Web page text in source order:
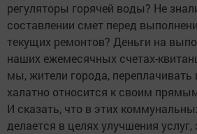
регуляторы горячей воды? Не
составлении смет перед
текущих ремонтов? Деньги на
наших ежемесячных счетах-
мы, жители города, переплачивать
халатно относится к своим
И сказать, что в этих
делается в целях улучшения услуг,